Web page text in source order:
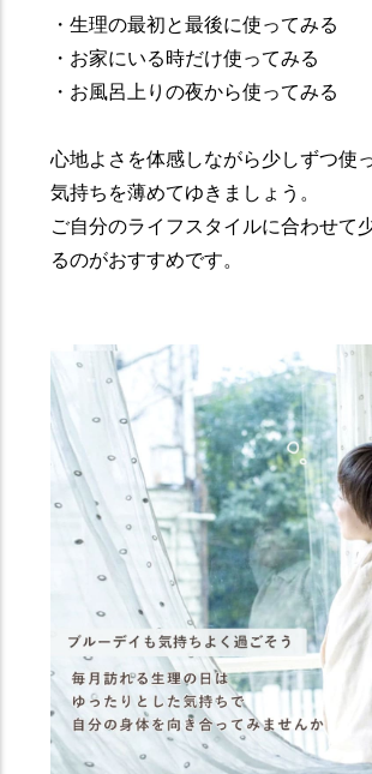
・生理の最初と最後に使ってみる
・お家にいる時だけ使ってみる
・お風呂上りの夜から使ってみる
心地よさを体感しながら少しずつ使
気持ちを薄めてゆきましょう。
ご自分のライフスタイルに合わせて
るのがおすすめです。